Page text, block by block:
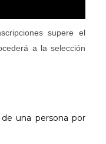
supere el
a la selección
una persona por